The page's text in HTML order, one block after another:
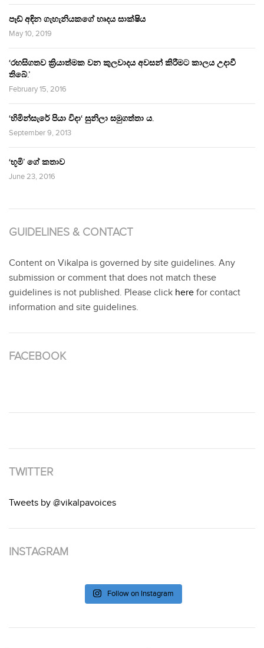
පෑඩ් අඳින ගැහැනියකගේ හෘදය සාක්ෂිය
May 10, 2019
‘රහසිගතව ක්‍රියාත්මක වන කුලවාදය අවසන් කිරීමට කාලය උදාවී
තිබේ.’
February 15, 2016
‘හිමින්සැරේ පියා විදා‘ සුනිලා සමුගත්තා ය.
September 9, 2013
‘භූමි’ ගේ කතාව
June 23, 2016
GUIDELINES & CONTACT
Content on Vikalpa is governed by site guidelines. Any
submission or comment that does not match these
guidelines is not published. Please click here for contact
information and site guidelines.
FACEBOOK
TWITTER
Tweets by @vikalpavoices
INSTAGRAM
Follow on Instagram